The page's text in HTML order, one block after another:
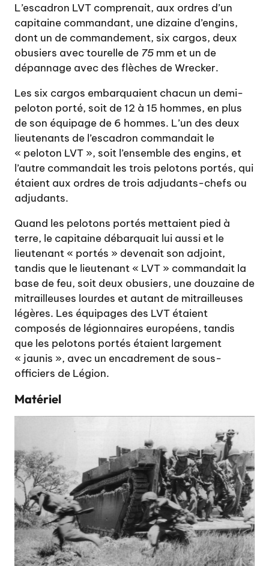
L’escadron LVT comprenait, aux ordres d’un
capitaine commandant, une dizaine d’engins,
dont un de commandement, six cargos, deux
obusiers avec tourelle de 75 mm et un de
dépannage avec des flèches de Wrecker.
Les six cargos embarquaient chacun un demi-
peloton porté, soit de 12 à 15 hommes, en plus
de son équipage de 6 hommes. L’un des deux
lieutenants de l’escadron commandait le
« peloton LVT », soit l’ensemble des engins, et
l’autre commandait les trois pelotons portés, qui
étaient aux ordres de trois adjudants-chefs ou
adjudants.
Quand les pelotons portés mettaient pied à
terre, le capitaine débarquait lui aussi et le
lieutenant « portés » devenait son adjoint,
tandis que le lieutenant « LVT » commandait la
base de feu, soit deux obusiers, une douzaine de
mitrailleuses lourdes et autant de mitrailleuses
légères. Les équipages des LVT étaient
composés de légionnaires européens, tandis
que les pelotons portés étaient largement
« jaunis », avec un encadrement de sous-
officiers de Légion.
Matériel